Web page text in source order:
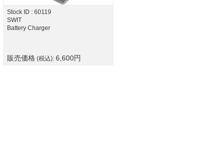
Stock ID : 60119
SWIT
Battery Charger
販売価格 (税込): 6,600円